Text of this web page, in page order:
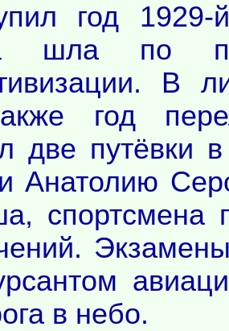
год
шла по
В
год
две путёвки
Анатолию
спортсмена
в небо.